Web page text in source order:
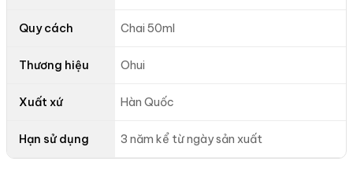
Quy cách Chai 50ml
Thương hiệu Ohui
Xuất xứ Hàn Quốc
Hạn sử dụng 3 năm kể từ ngày sản xuất